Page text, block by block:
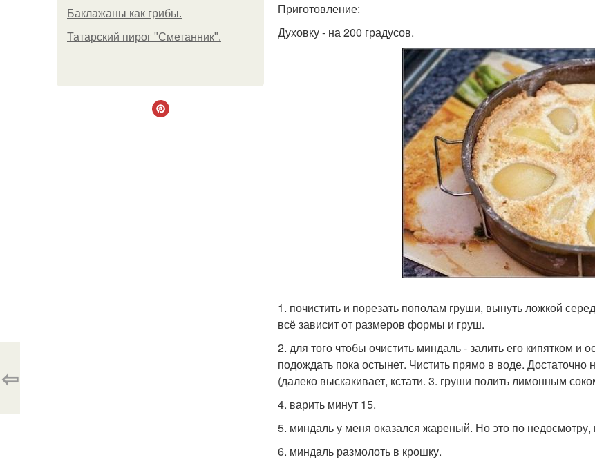
Баклажаны как грибы.
Татарский пирог "Сметанник".
Приготовление:
Духовку - на 200 градусов.
1. почистить и порезать пополам груши, вынуть ложкой
всё зависит от размеров формы и груш.
2. для того чтобы очистить миндаль - залить его кипятком и
подождать пока остынет. Чистить прямо в воде. Достаточно
(далеко выскакивает, кстати. 3. груши полить лимонным
4. варить минут 15.
5. миндаль у меня оказался жареный. Но это по
6. миндаль размолоть в крошку.
⇦